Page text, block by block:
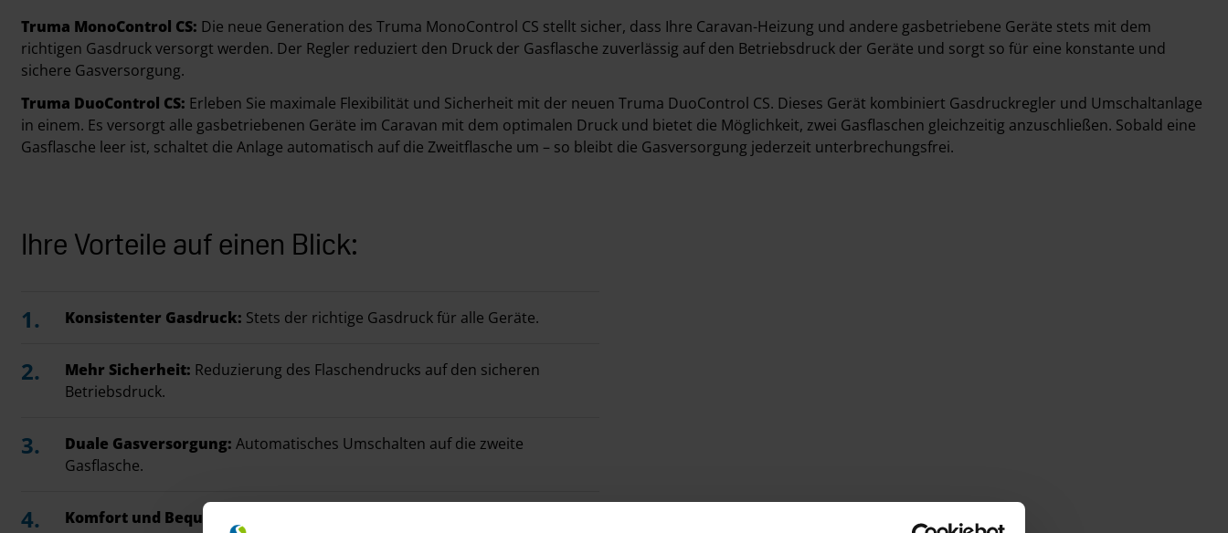
Truma MonoControl CS: Die neue Generation des Truma MonoControl CS stellt sicher, dass Ihre Caravan-Heizung und andere gasbetriebene Geräte stets mit dem
richtigen Gasdruck versorgt werden. Der Regler reduziert den Druck der Gasflasche zuverlässig auf den Betriebsdruck der Geräte und sorgt so für eine konstante und
sichere Gasversorgung.
Truma DuoControl CS: Erleben Sie maximale Flexibilität und Sicherheit mit der neuen Truma DuoControl CS. Dieses Gerät kombiniert Gasdruckregler und Umschaltanlage
in einem. Es versorgt alle gasbetriebenen Geräte im Caravan mit dem optimalen Druck und bietet die Möglichkeit, zwei Gasflaschen gleichzeitig anzuschließen. Sobald eine
Gasflasche leer ist, schaltet die Anlage automatisch auf die Zweitflasche um – so bleibt die Gasversorgung jederzeit unterbrechungsfrei.
Ihre Vorteile auf einen Blick:
Konsistenter Gasdruck: Stets der richtige Gasdruck für alle Geräte.
Mehr Sicherheit: Reduzierung des Flaschendrucks auf den sicheren
Betriebsdruck.
Duale Gasversorgung: Automatisches Umschalten auf die zweite
Gasflasche.
Komfort und Bequemlichkeit: